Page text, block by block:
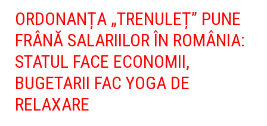
ORDONANȚA „TRENULEȚ” PUNE
FRÂNĂ SALARIILOR ÎN ROMÂNIA:
STATUL FACE ECONOMII,
BUGETARII FAC YOGA DE
RELAXARE